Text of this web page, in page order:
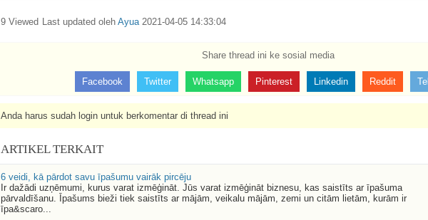
9 Viewed Last updated oleh Ayua 2021-04-05 14:33:04
Share thread ini ke sosial media
Facebook Twitter Whatsapp Pinterest Linkedin Reddit
Anda harus sudah login untuk berkomentar di thread ini
ARTIKEL TERKAIT
6 veidi, kā pārdot savu īpašumu vairāk pircēju
Ir dažādi uzņēmumi, kurus varat izmēģināt. Jūs varat izmēģināt biznesu, kas saistīts ar īpašuma
pārvaldīšanu. Īpašums bieži tiek saistīts ar mājām, veikalu mājām, zemi un citām lietām, kurām ir
īpa&scaro...